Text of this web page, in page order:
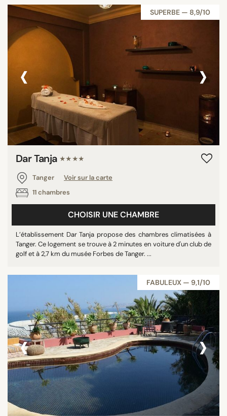
SUPERBE — 8,9/10
‹ ›
Dar Tanja ★★★★
Tanger
Voir sur la carte
11 chambres
CHOISIR UNE CHAMBRE
L’établissement Dar Tanja propose des chambres climatisées à
Tanger. Ce logement se trouve à 2 minutes en voiture d'un club de
golf et à 2,7 km du musée Forbes de Tanger. ...
FABULEUX — 9,1/10
‹ ›